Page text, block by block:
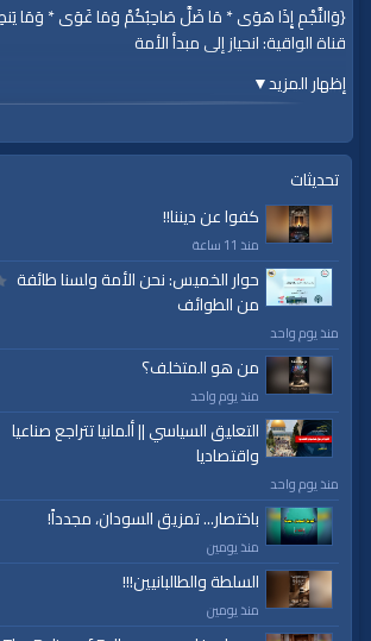
إظهار المزيد▼
{وَالنَّجْمِ إِذَا هَوَى * مَا ضَلَّ صَاحِبُكُمْ وَمَا غَوَى * وَمَا
قناة الواقية: انحياز إلى مبدأ الأمة
#الواقية
alwaqiyahtv | alwaqiyahtv@twitter
الفئات:
أرشيف الواقية»وما ينطق عن الهوى
قنوات:
برامج الواقية
العلامات:قناة،|الواقية|وما ينطق عن الهوى|
تحديثات
كفوا عن ديننا!!
منذ 11 ساعة
حوار الخميس: نحن الأمة ولسنا طائفة
من الطوائف
منذ يوم واحد
من هو المتخلف؟
منذ يوم واحد
التعليق السياسي || ألمانيا تتراجع صناعيا
واقتصاديا
منذ يوم واحد
باختصار... تمزيق السودان، مجدداً!
منذ يومين
السلطة والطالبانيين!!!
منذ يومين